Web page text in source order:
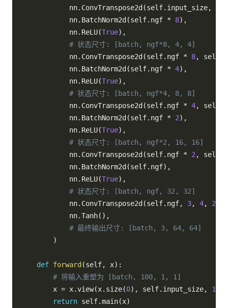
            nn
. ConvTranspose2d (self. input_size,
            nn
. BatchNorm2d (self. ngf * 8) ,
            nn
. ReLU(True) ,
# 状态尺寸: [batch, ngf*8, 4, 4]
            nn
. ConvTranspose2d (self. ngf * 8, self
            nn
. BatchNorm2d (self. ngf * 4) ,
            nn
. ReLU(True) ,
# 状态尺寸: [batch, ngf*4, 8, 8]
            nn
. ConvTranspose2d (self. ngf * 4, self
            nn
. BatchNorm2d (self. ngf * 2) ,
            nn
. ReLU(True) ,
# 状态尺寸: [batch, ngf*2, 16, 16]
            nn
. ConvTranspose2d (self. ngf * 2 , self
            nn
. BatchNorm2d (self. ngf) ,
            nn
. ReLU(True) ,
# 状态尺寸: [batch, ngf, 32, 32]
            nn
. ConvTranspose2d (self. ngf, 3, 4, 2
            nn
.Tanh( ) ,
# 最终输出尺寸: [batch, 3, 64, 64]
)
def forward (self, x) :
# 将输入重塑为 [batch, 100, 1, 1]
        x
= x.view(x. size(0) , self. input_size, 1
return self.main(x)